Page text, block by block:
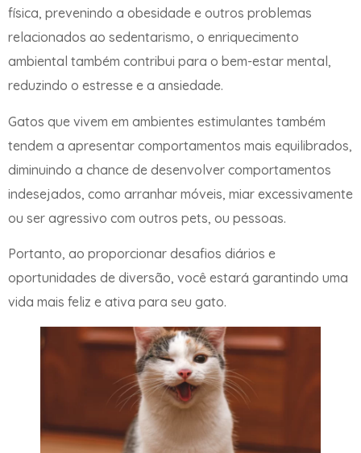
física, prevenindo a obesidade e outros problemas
relacionados ao sedentarismo, o enriquecimento
ambiental também contribui para o bem-estar mental,
reduzindo o estresse e a ansiedade.
Gatos que vivem em ambientes estimulantes também
tendem a apresentar comportamentos mais equilibrados,
diminuindo a chance de desenvolver comportamentos
indesejados, como arranhar móveis, miar excessivamente
ou ser agressivo com outros pets, ou pessoas.
Portanto, ao proporcionar desafios diários e
oportunidades de diversão, você estará garantindo uma
vida mais feliz e ativa para seu gato.